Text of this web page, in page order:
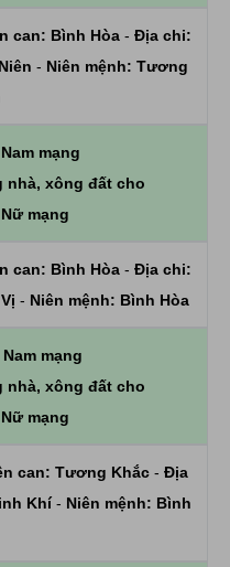
can: Bình Hòa - Địa chi:
- Niên mệnh: Tương
mạng
xông đất cho
mạng
can: Bình Hòa - Địa chi:
- Niên mệnh: Bình Hòa
mạng
xông đất cho
mạng
can: Tương Khắc- Địa
Khí- Niên mệnh: Bình